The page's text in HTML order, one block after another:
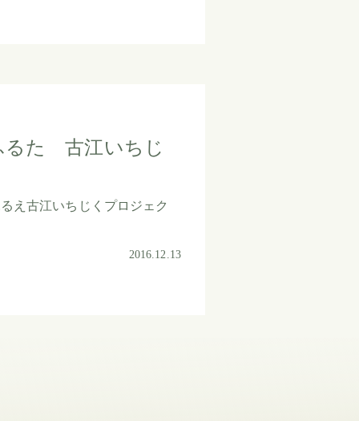
た 古江いちじ
え古江いちじくプロジェク
2016.12.13